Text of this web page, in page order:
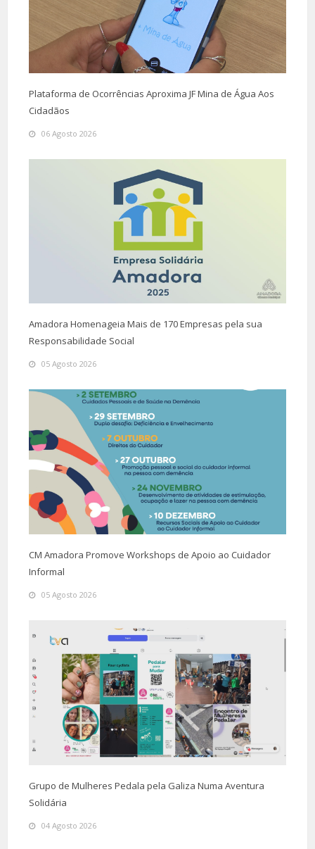
Plataforma de Ocorrências Aproxima JF Mina de Água Aos
Cidadãos
06 Agosto 2026
Amadora Homenageia Mais de 170 Empresas pela sua
Responsabilidade Social
05 Agosto 2026
CM Amadora Promove Workshops de Apoio ao Cuidador
Informal
05 Agosto 2026
Grupo de Mulheres Pedala pela Galiza Numa Aventura
Solidária
04 Agosto 2026